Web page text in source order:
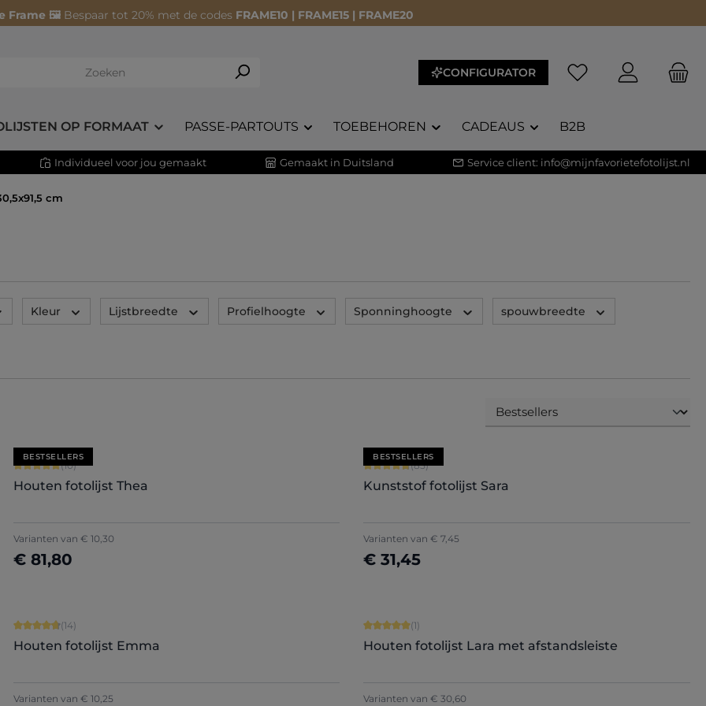
Frame 🖼️ Bespaar tot 20% met de codes FRAME10 | FRAME15 | FRAME20
CONFIGURATOR Je hebt 0 items op
OP FORMAAT PASSE-PARTOUTS TOEBEHOREN CADEAUS B2B
Individueel voor jou gemaakt Gemaakt in Duitsland Service client: info@mijnfavorietefotolijst.nl
cm
Kleur Lijstbreedte Profielhoogte Sponninghoogte spouwbreedte
BESTSELLERS
Gemiddelde waardering van 5 van 5 sterren
(10)
Houten fotolijst Thea
Varianten van € 10,30
€ 81,80
Nu configureren
BESTSELLERS
Gemiddelde waardering van 4.71 van 5 sterren
(85)
Kunststof fotolijst Sara
Varianten van € 7,45
€ 31,45
Nu configureren
Gemiddelde waardering van 4.86 van 5 sterren
(14)
Houten fotolijst Emma
Varianten van € 10,25
Gemiddelde waardering van 5 van 5 sterren
(1)
Houten fotolijst Lara met afstandsleiste
Varianten van € 30,60